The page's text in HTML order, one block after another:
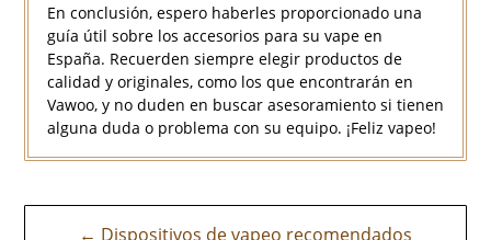
En conclusión, espero haberles proporcionado una
guía útil sobre los accesorios para su vape en
España. Recuerden siempre elegir productos de
calidad y originales, como los que encontrarán en
Vawoo, y no duden en buscar asesoramiento si tienen
alguna duda o problema con su equipo. ¡Feliz vapeo!
Navegación
← Dispositivos de vapeo recomendados